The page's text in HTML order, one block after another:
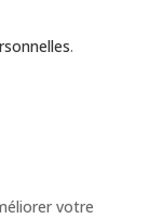
.
votre